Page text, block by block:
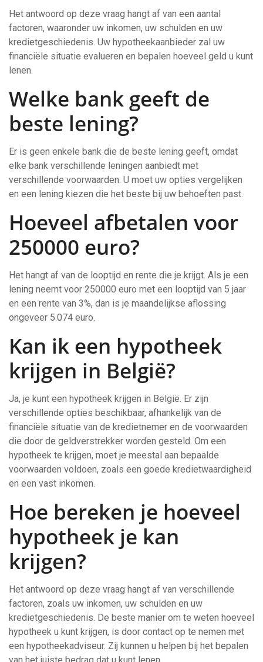
Het antwoord op deze vraag hangt af van een aantal
factoren, waaronder uw inkomen, uw schulden en uw
kredietgeschiedenis. Uw hypotheekaanbieder zal uw
financiële situatie evalueren en bepalen hoeveel geld u kunt
lenen.
Welke bank geeft de
beste lening?
Er is geen enkele bank die de beste lening geeft, omdat
elke bank verschillende leningen aanbiedt met
verschillende voorwaarden. U moet uw opties vergelijken
en een lening kiezen die het beste bij uw behoeften past.
Hoeveel afbetalen voor
250000 euro?
Het hangt af van de looptijd en rente die je krijgt. Als je een
lening neemt voor 250000 euro met een looptijd van 5 jaar
en een rente van 3%, dan is je maandelijkse aflossing
ongeveer 5.074 euro.
Kan ik een hypotheek
krijgen in België?
Ja, je kunt een hypotheek krijgen in België. Er zijn
verschillende opties beschikbaar, afhankelijk van de
financiële situatie van de kredietnemer en de voorwaarden
die door de geldverstrekker worden gesteld. Om een
hypotheek te krijgen, moet je meestal aan bepaalde
voorwaarden voldoen, zoals een goede kredietwaardigheid
en een vast inkomen.
Hoe bereken je hoeveel
hypotheek je kan
krijgen?
Het antwoord op deze vraag hangt af van verschillende
factoren, zoals uw inkomen, uw schulden en uw
kredietgeschiedenis. De beste manier om te weten hoeveel
hypotheek u kunt krijgen, is door contact op te nemen met
een hypotheekadviseur. Zij kunnen u helpen bij het bepalen